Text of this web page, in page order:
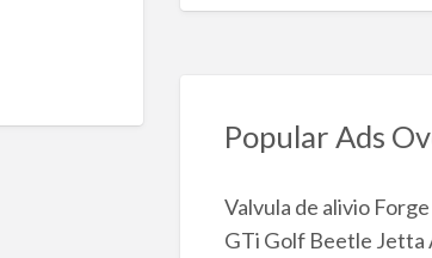
Popular Ads
Valvula de alivio
GTi Golf Beetle Jetta